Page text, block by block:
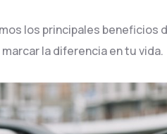
los principales
la diferencia en tu vida.